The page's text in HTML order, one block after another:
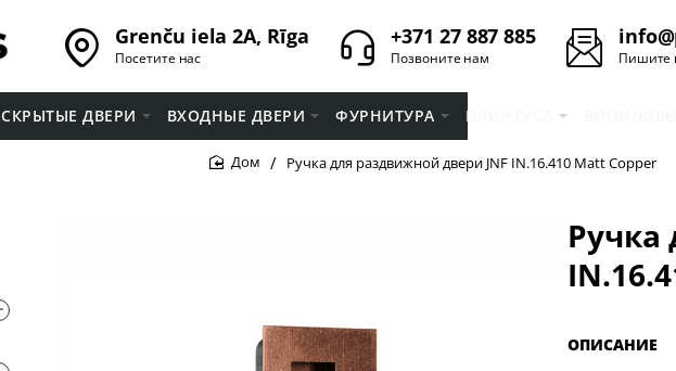
Grenču iela 2A, Rīga
Посетите нас
+371 27 887 885
Позвоните нам Пишите
СКРЫТЫЕ ДВЕРИ ВХОДНЫЕ ДВЕРИ ФУРНИТУРА ПЛИНТУСA
Ручка для раздвижной двери JNF IN.16.410 Matt Copper
Ручка
ОПИСАНИЕ